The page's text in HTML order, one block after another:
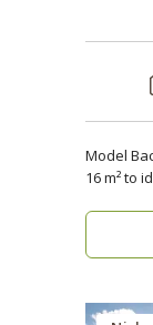
Model
16 m² to